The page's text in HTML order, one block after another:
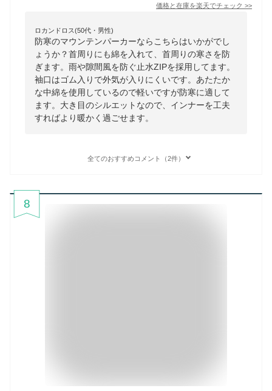
価格と在庫を楽天でチェック >>
ロカンドロス(50代・男性)
防寒のマウンテンパーカーならこちらはいかがでし
ょうか？首周りにも綿を入れて、首周りの寒さを防
ぎます。雨や隙間風を防ぐ止水ZIPを採用してます。
袖口はゴム入りで外気が入りにくいです。あたたか
な中綿を使用しているので軽いですが防寒に適して
ます。大き目のシルエットなので、インナーを工夫
すればより暖かく過ごせます。
全てのおすすめコメント（2件）
8